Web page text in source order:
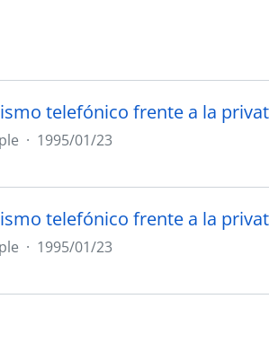
· 1995/01/23
· 1995/01/23